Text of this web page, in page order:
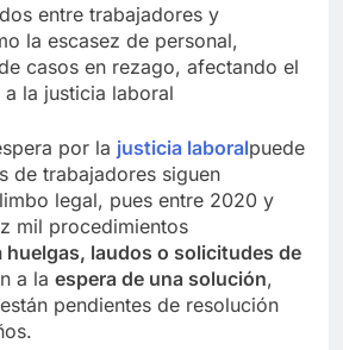
entre trabajadores y
la escasez de personal,
casos en rezago, afectando el
la justicia laboral
por la justicia laboralpuede
de trabajadores siguen
legal, pues entre 2020 y
mil procedimientos
huelgas, laudos o solicitudes de
a la espera de una solución,
pendientes de resolución